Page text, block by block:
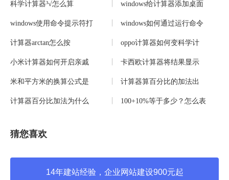
科学计算器³√怎么算 windows给计算器添加桌面
windows使用命令提示符打 windows如何通过运行命令
计算器arctan怎么按 oppo计算器如何变科学计
小米计算器如何开启亲戚 卡西欧计算器将结果显示
米和平方米的换算公式是 计算器算百分比的加法出
计算器百分比加法为什么 100+10%等于多少？怎么表
猜您喜欢
14年建站经验，企业网站建设900元起